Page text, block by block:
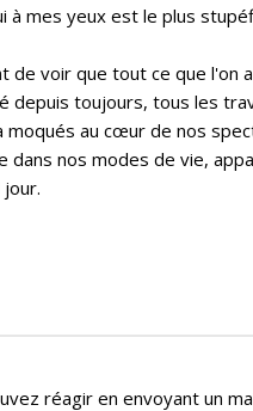
à mes yeux est le plus
de voir que tout ce que l'on
depuis toujours, tous les
moqués au cœur de nos
dans nos modes de vie,
réagir en envoyant un